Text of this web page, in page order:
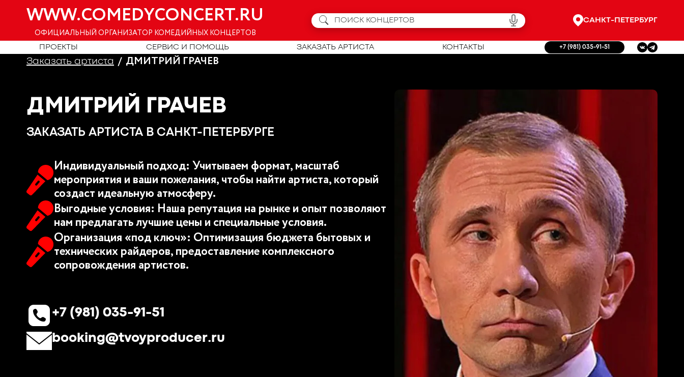
WWW.COMEDYCONCERT.RU
ОФИЦИАЛЬНЫЙ ОРГАНИЗАТОР КОМЕДИЙНЫХ КОНЦЕРТОВ
САНКТ-ПЕТЕРБУРГ
ПРОЕКТЫ СЕРВИС И ПОМОЩЬ ЗАКАЗАТЬ АРТИСТА КОНТАКТЫ +7 (981) 035-91-51
Заказать артиста ДМИТРИЙ ГРАЧЕВ
ДМИТРИЙ ГРАЧЕВ
ЗАКАЗАТЬ АРТИСТА В САНКТ-ПЕТЕРБУРГЕ
Индивидуальный подход: Учитываем формат, масштаб
мероприятия и ваши пожелания, чтобы найти артиста, который
создаст идеальную атмосферу.
Выгодные условия: Наша репутация на рынке и опыт позволяют
нам предлагать лучшие цены и специальные условия.
Организация «под ключ»: Оптимизация бюджета бытовых и
технических райдеров, предоставление комплексного
сопровождения артистов.
+7 (981) 035-91-51
booking@tvoyproducer.ru